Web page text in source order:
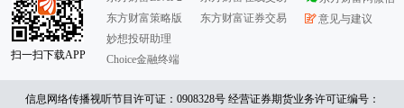
扫一扫下载APP
东方财富策略版
妙想投研助理
Choice金融终端
东方财富证券交易
意见与建议
信息网络传播视听节目许可证：0908328号 经营证券期货业务许可证编号：